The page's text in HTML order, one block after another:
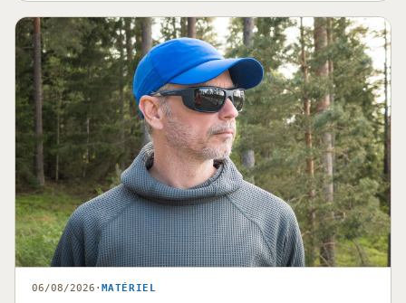
06/08/2026 · MATÉRIEL